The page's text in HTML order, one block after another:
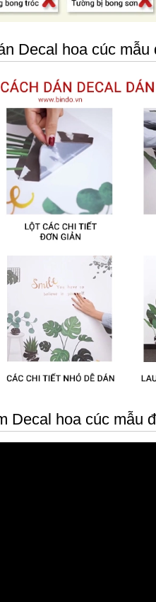
Decal hoa cúc mẫu
Decal hoa cúc mẫu